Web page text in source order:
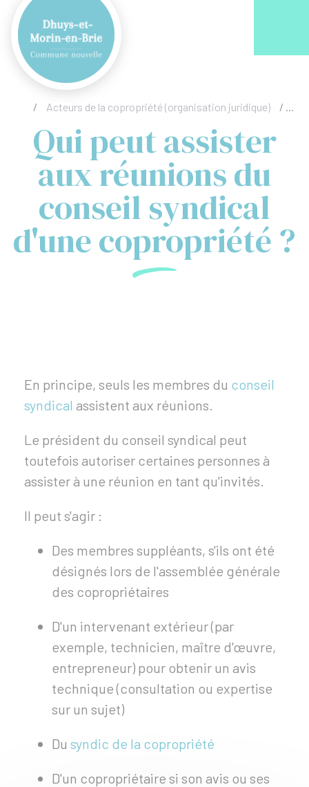
/ Acteurs de la copropriété (organisation juridique) /
Qui peut assister
aux réunions du
conseil syndical
d'une copropriété ?
En principe, seuls les membres du conseil
syndical assistent aux réunions.
Le président du conseil syndical peut
toutefois autoriser certaines personnes à
assister à une réunion en tant qu'invités.
Il peut s'agir :
Des membres suppléants, s'ils ont été
désignés lors de l'assemblée générale
des copropriétaires
D'un intervenant extérieur (par
exemple, technicien, maître d'œuvre,
entrepreneur) pour obtenir un avis
technique (consultation ou expertise
sur un sujet)
Du syndic de la copropriété
D'un copropriétaire si son avis ou ses